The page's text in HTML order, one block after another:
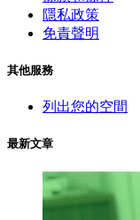
隱私政策
免責聲明
其他服務
列出您的空間
最新文章